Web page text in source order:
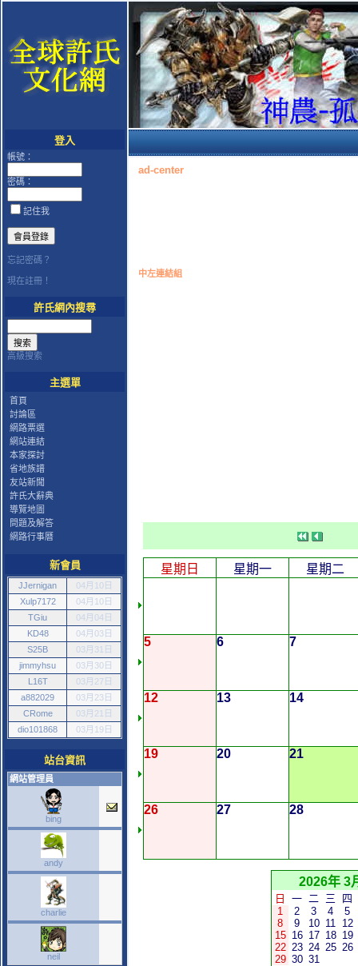
登入
帳號：
密碼：
記住我
忘記密碼？
現在註冊！
許氏網內搜尋
高級搜索
主選單
首頁
討論區
網路票選
網站連結
本家探討
省地族譜
友站新聞
許氏大辭典
導覽地圖
問題及解答
網路行事曆
新會員
JJernigan
04月10日
Xulp7172
04月10日
TGiu
04月04日
KD48
04月03日
S25B
03月31日
jimmyhsu
03月30日
L16T
03月27日
a882029
03月23日
CRome
03月21日
dio101868
03月19日
站台資訊
網站管理員
bing
andy
charlie
neil
ad-center
中左連結組
星期日 星期一 星期二
5 6 7
12 13 14
19 20 21
26 27 28
2026年 3
日 一 二 三
四
1
2 3 4
5
8
9 10 11 12
15 16 17 18 19
22 23 24 25 26
29 30 31